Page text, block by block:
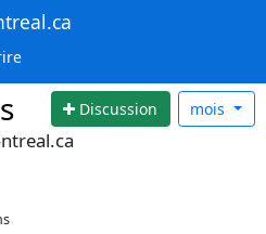
Discussion mois